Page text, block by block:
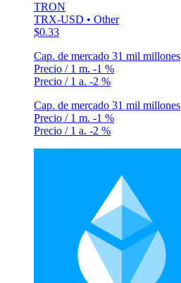
TRON
TRX-USD • Other
$0.33
Cap. de mercado 31 mil millones
Precio / 1 m. -1 %
Precio / 1 a. -2 %
Cap. de mercado 31 mil millones
Precio / 1 m. -1 %
Precio / 1 a. -2 %